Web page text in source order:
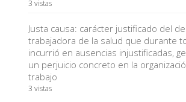
3 vistas
Justa causa: carácter justificado del
trabajadora de la salud que durante
incurrió en ausencias injustificadas,
un perjuicio concreto en la
trabajo
3 vistas